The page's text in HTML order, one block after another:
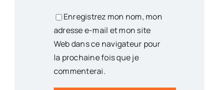
Enregistrez mon nom, mon
adresse e-mail et mon site
Web dans ce navigateur pour
la prochaine fois que je
commenterai.